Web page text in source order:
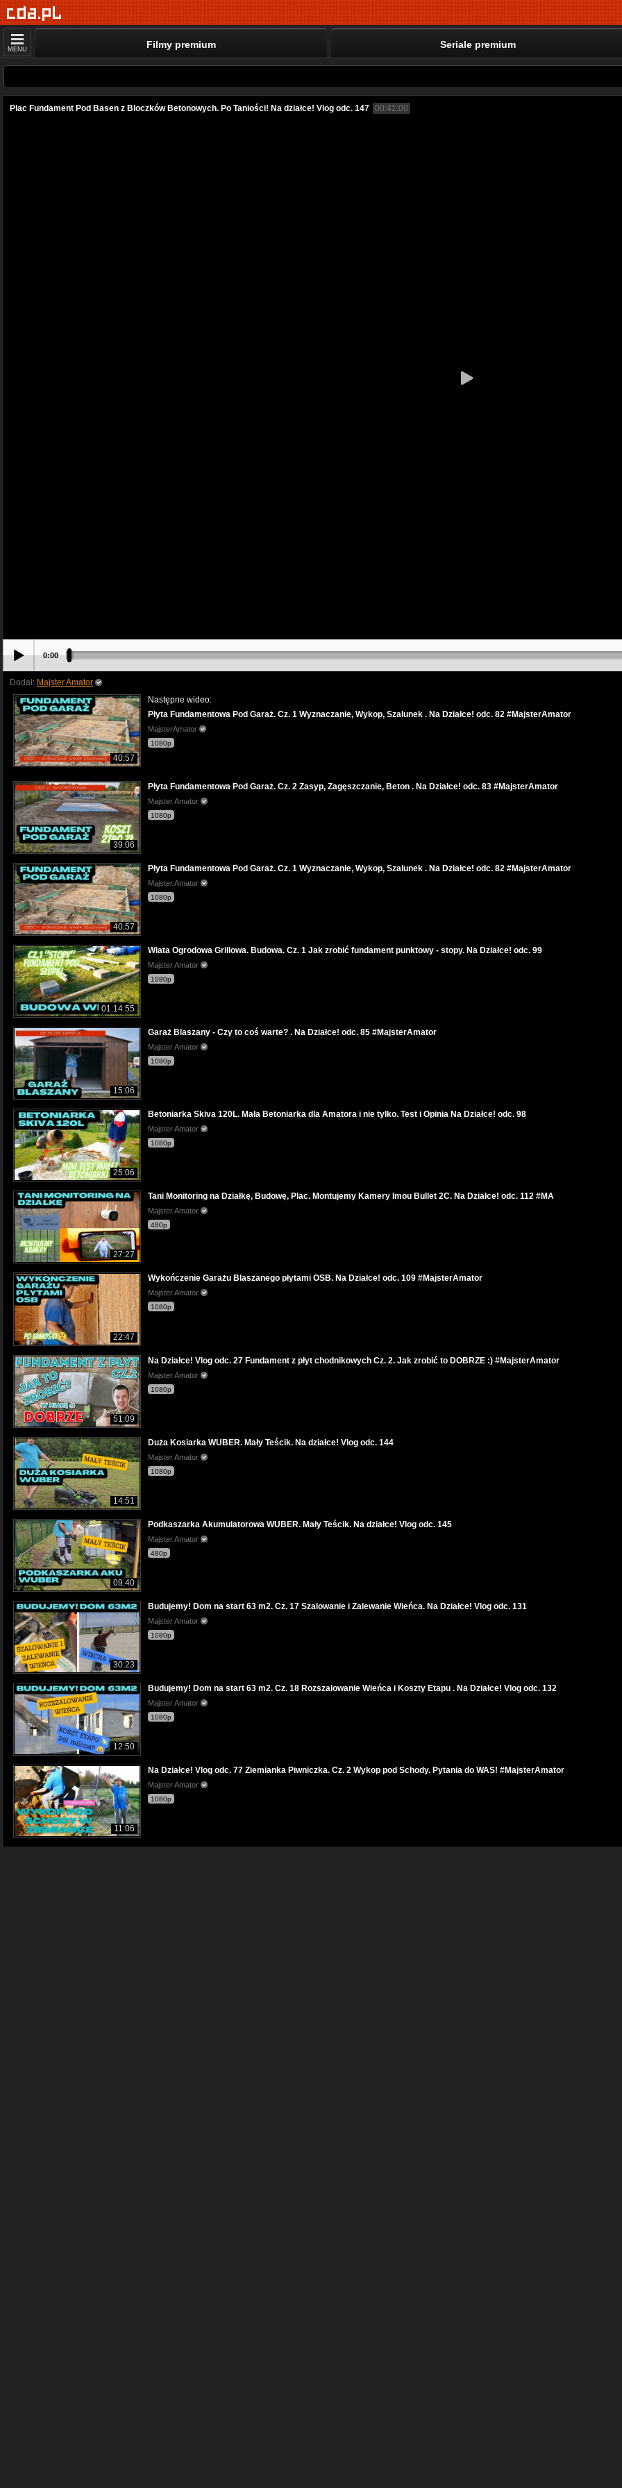
MENU Filmy premium Seriale premium
Plac Fundament Pod Basen z Bloczków Betonowych. Po Taniości! Na działce! Vlog odc. 147 00:41:00
0:00
Dodał: Majster Amator
40:57
Następne wideo:
Płyta Fundamentowa Pod Garaż. Cz. 1 Wyznaczanie, Wykop, Szalunek . Na Działce! odc. 82 #MajsterAmator
MajsterAmator
1080p
39:06
Płyta Fundamentowa Pod Garaż. Cz. 2 Zasyp, Zagęszczanie, Beton . Na Działce! odc. 83 #MajsterAmator
Majster Amator
1080p
40:57
Płyta Fundamentowa Pod Garaż. Cz. 1 Wyznaczanie, Wykop, Szalunek . Na Działce! odc. 82 #MajsterAmator
Majster Amator
1080p
01:14:55
Wiata Ogrodowa Grillowa. Budowa. Cz. 1 Jak zrobić fundament punktowy - stopy. Na Działce! odc. 99
Majster Amator
1080p
15:06
Garaż Blaszany - Czy to coś warte? . Na Działce! odc. 85 #MajsterAmator
Majster Amator
1080p
25:06
Betoniarka Skiva 120L. Mała Betoniarka dla Amatora i nie tylko. Test i Opinia Na Działce! odc. 98
Majster Amator
1080p
27:27
Tani Monitoring na Działkę, Budowę, Plac. Montujemy Kamery Imou Bullet 2C. Na Działce! odc. 112 #MA
Majster Amator
480p
22:47
Wykończenie Garażu Blaszanego płytami OSB. Na Działce! odc. 109 #MajsterAmator
Majster Amator
1080p
51:09
Na Działce! Vlog odc. 27 Fundament z płyt chodnikowych Cz. 2. Jak zrobić to DOBRZE :) #MajsterAmator
Majster Amator
1080p
14:51
Duża Kosiarka WUBER. Mały Teścik. Na działce! Vlog odc. 144
Majster Amator
1080p
09:40
Podkaszarka Akumulatorowa WUBER. Mały Teścik. Na działce! Vlog odc. 145
Majster Amator
480p
30:23
Budujemy! Dom na start 63 m2. Cz. 17 Szalowanie i Zalewanie Wieńca. Na Działce! Vlog odc. 131
Majster Amator
1080p
12:50
Budujemy! Dom na start 63 m2. Cz. 18 Rozszalowanie Wieńca i Koszty Etapu . Na Działce! Vlog odc. 132
Majster Amator
1080p
11:06
Na Działce! Vlog odc. 77 Ziemianka Piwniczka. Cz. 2 Wykop pod Schody. Pytania do WAS! #MajsterAmator
Majster Amator
1080p